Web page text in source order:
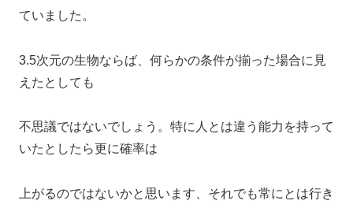
ていました。
3.5次元の生物ならば、何らかの条件が揃った場合に見
えたとしても
不思議ではないでしょう。特に人とは違う能力を持って
いたとしたら更に確率は
上がるのではないかと思います、それでも常にとは行き